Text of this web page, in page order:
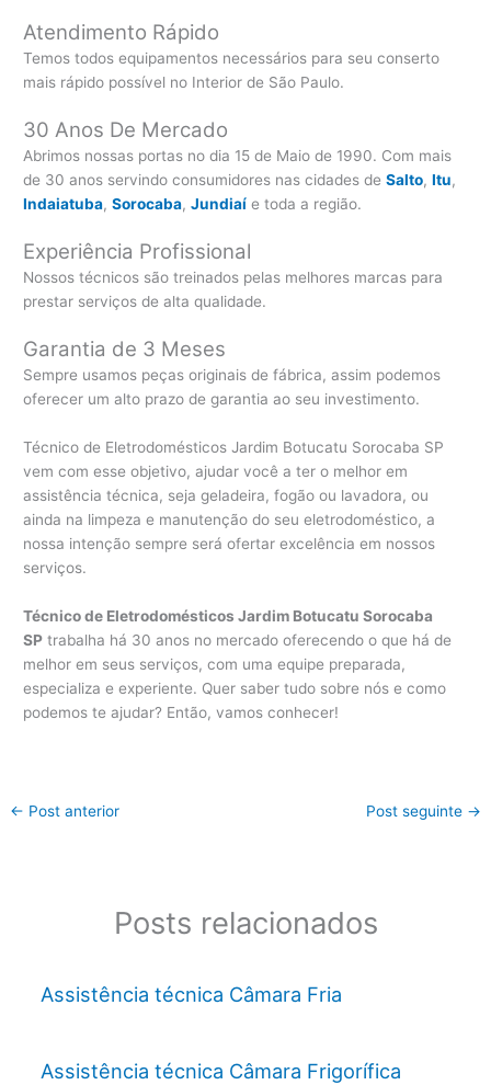
Atendimento Rápido
Temos todos equipamentos necessários para seu conserto
mais rápido possível no Interior de São Paulo.
30 Anos De Mercado
Abrimos nossas portas no dia 15 de Maio de 1990. Com mais
de 30 anos servindo consumidores nas cidades deSalto,Itu,
Indaiatuba,Sorocaba,Jundiaí e toda a região.
Experiência Profissional
Nossos técnicos são treinados pelas melhores marcas para
prestar serviços de alta qualidade.
Garantia de 3 Meses
Sempre usamos peças originais de fábrica, assim podemos
oferecer um alto prazo de garantia ao seu investimento.
Técnico de Eletrodomésticos Jardim Botucatu Sorocaba SP
vem com esse objetivo, ajudar você a ter o melhor em
assistência técnica, seja geladeira, fogão ou lavadora, ou
ainda na limpeza e manutenção do seu eletrodoméstico, a
nossa intenção sempre será ofertar excelência em nossos
serviços.
Técnico de Eletrodomésticos Jardim Botucatu Sorocaba
SP trabalha há 30 anos no mercado oferecendo o que há de
melhor em seus serviços, com uma equipe preparada,
especializa e experiente. Quer saber tudo sobre nós e como
podemos te ajudar? Então, vamos conhecer!
← Post anterior Post seguinte →
Posts relacionados
Assistência técnica Câmara Fria
Assistência técnica Câmara Frigorífica